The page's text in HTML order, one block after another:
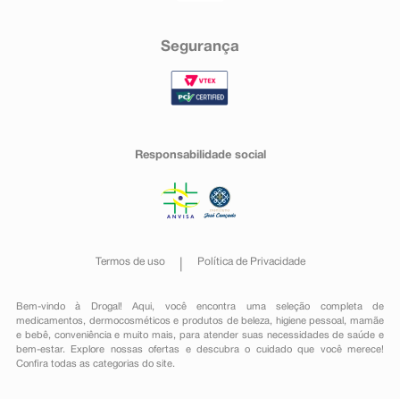
Segurança
Responsabilidade social
Termos de uso Política de Privacidade
Bem-vindo à Drogal! Aqui, você encontra uma seleção completa de
medicamentos , dermocosméticos e produtos de beleza, higiene pessoal ,mamãe
e bebê, conveniênciae muito mais, para atender suas necessidades de saúde e
bem-estar. Explore nossas ofertas e descubra o cuidado que você merece!
Confira todas as categorias do site.